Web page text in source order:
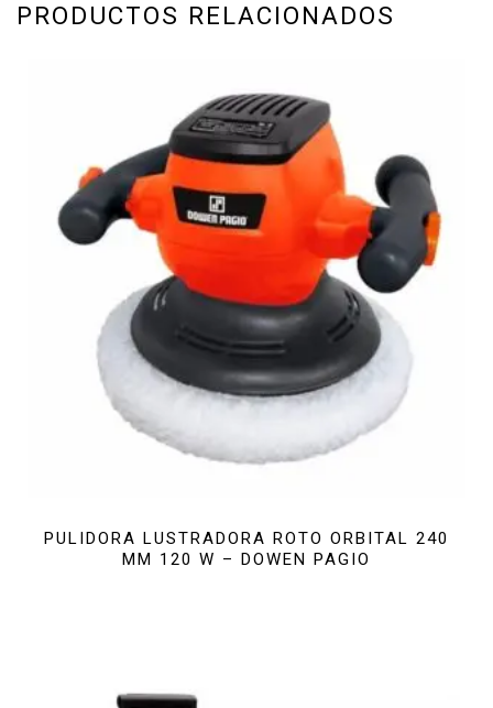
PRODUCTOS RELACIONADOS
PULIDORA LUSTRADORA ROTO ORBITAL 240
MM 120 W – DOWEN PAGIO